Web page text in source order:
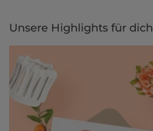
Unsere Highlights für dich